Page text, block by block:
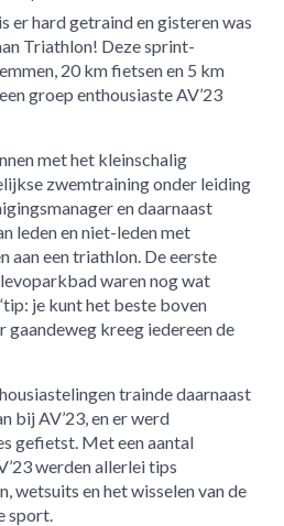
er hard getraind en gisteren was
Triathlon! Deze sprint-
20 km fietsen en 5 km
groep enthousiaste AV’23
met het kleinschalig
zwemtraining onder leiding
en daarnaast
leden en niet-leden met
aan een triathlon. De eerste
waren nog wat
je kunt het beste boven
gaandeweg kreeg iedereen de
trainde daarnaast
bij AV’23, en er werd
gefietst. Met een aantal
werden allerlei tips
wetsuits en het wisselen van de
sport.